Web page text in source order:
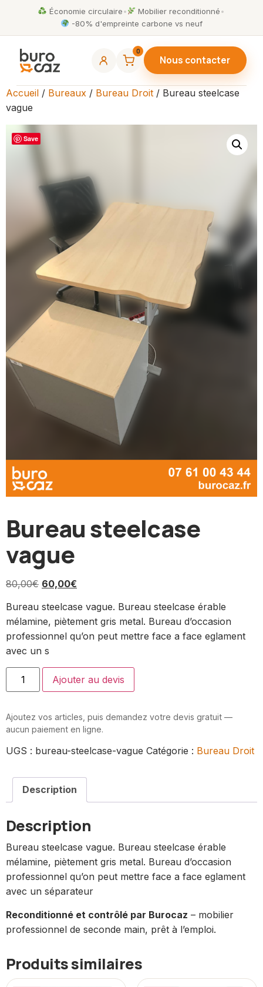
Économie circulaire• Mobilier reconditionné•
-80% d'empreinte carbone vs neuf
0
Nous contacter
Accueil / Bureaux / Bureau Droit / Bureau steelcase
vague
Save
Bureau steelcase
vague
80,00€ 60,00€
Bureau steelcase vague. Bureau steelcase érable
mélamine, piètement gris metal. Bureau d’occasion
professionnel qu’on peut mettre face a face eglament
avec un s
Ajouter au devis
Ajoutez vos articles, puis demandez votre devis gratuit —
aucun paiement en ligne.
UGS : bureau-steelcase-vague Catégorie : Bureau Droit
Description
Description
Bureau steelcase vague. Bureau steelcase érable
mélamine, piètement gris metal. Bureau d’occasion
professionnel qu’on peut mettre face a face eglament
avec un séparateur
Reconditionné et contrôlé par Burocaz – mobilier
professionnel de seconde main, prêt à l’emploi.
Produits similaires